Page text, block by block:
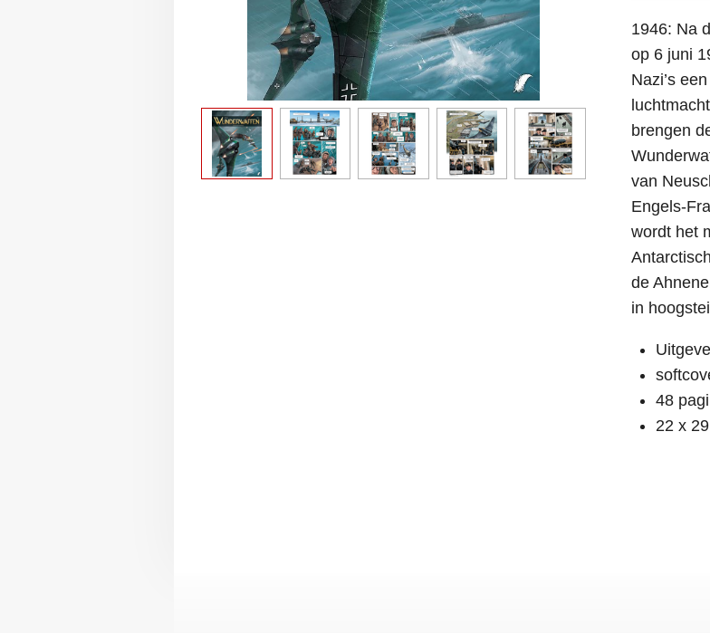
1946: Na
op 6 juni
Nazi’s
brengen
van
Engels-
wordt het
de
in
48
22 x